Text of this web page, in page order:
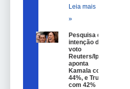
Leia mais
»
Pesquisa de
intenção de
voto
Reuters/Ipsos
aponta
Kamala com
44%, e Trump
com 42%